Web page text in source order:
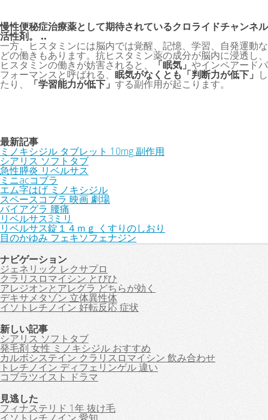
慢性便秘症治療薬として期待されているクロライドチャンネル
活性剤。 ..
一方、ヒスタミンには脳内では覚醒、記憶、学習、自発運動な
どの働きもあります。抗ヒスタミン薬の成分が脳内に浸透し、
ヒスタミンの働きが妨害されると、 「眠気」 やインペアードパ
フォーマンスと呼ばれる、 眠気がなくとも「判断力が低下」 し
たり、 「学習能力が低下」 する副作用が起こります。
最新記事
ミノキシジル タブレット 10mg 副作用
シアリス ソフトタブ
急性膵炎 リベルサス
ミニacコブラ
エム字はげ ミノキシジル
スペースコブラ 映画 劇場
バイアグラ 腰痛
リベルサス3ミリ
リベルサス錠１４ｍｇ くすりのしおり
目のかゆみ フェキソフェナジン
ナビゲーション
ジェネリック レクサプロ
クラリスロマイシン とびひ
アレジオンとアレグラ どちらが効く
デキサメタゾン 立体異性体
イソトレチノイン 好転反応 症状
新しい記事
シアリス ソフトタブ
発毛剤 女性 ミノキシジル おすすめ
カルボシステイン クラリスロマイシン 飲み合わせ
トレチノイン ディフェリンゲル 違い
コブラツイスト ドラマ
見逃した
フィナステリド 1年 抜け毛